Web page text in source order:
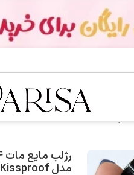
مدل Daylong Lipcolor Kissproof کد 43